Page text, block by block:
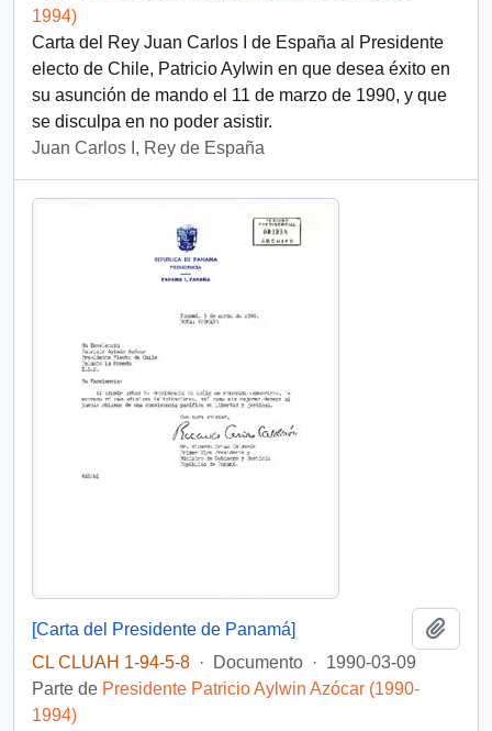
1994)
Carta del Rey Juan Carlos I de España al Presidente
electo de Chile, Patricio Aylwin en que desea éxito en
su asunción de mando el 11 de marzo de 1990, y que
se disculpa en no poder asistir.
Juan Carlos I, Rey de España
[Carta del Presidente de Panamá]
CL CLUAH 1-94-5-8 · Documento · 1990-03-09
Parte de Presidente Patricio Aylwin Azócar (1990-
1994)